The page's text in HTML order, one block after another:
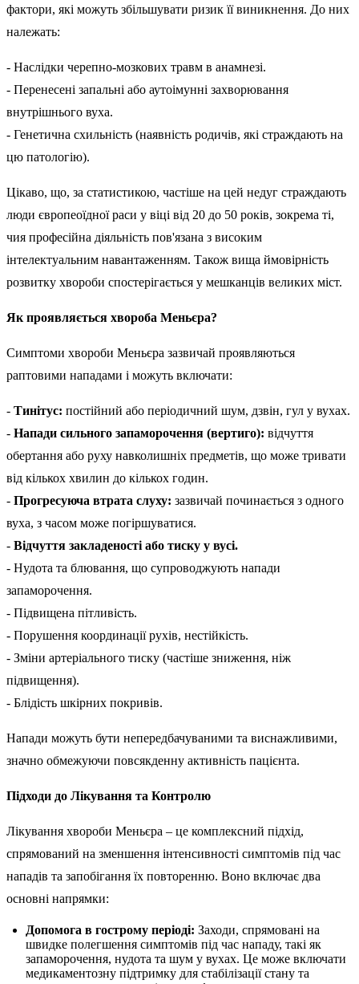
фактори, які можуть збільшувати ризик її виникнення. До них
належать:
- Наслідки черепно-мозкових травм в анамнезі.
- Перенесені запальні або аутоімунні захворювання
внутрішнього вуха.
- Генетична схильність (наявність родичів, які страждають на
цю патологію).
Цікаво, що, за статистикою, частіше на цей недуг страждають
люди європеоїдної раси у віці від 20 до 50 років, зокрема ті,
чия професійна діяльність пов'язана з високим
інтелектуальним навантаженням. Також вища ймовірність
розвитку хвороби спостерігається у мешканців великих міст.
Як проявляється хвороба Меньєра?
Симптоми хвороби Меньєра зазвичай проявляються
раптовими нападами і можуть включати:
- Тинітус: постійний або періодичний шум, дзвін, гул у вухах.
- Напади сильного запаморочення (вертиго): відчуття
обертання або руху навколишніх предметів, що може тривати
від кількох хвилин до кількох годин.
- Прогресуюча втрата слуху: зазвичай починається з одного
вуха, з часом може погіршуватися.
- Відчуття закладеності або тиску у вусі.
- Нудота та блювання, що супроводжують напади
запаморочення.
- Підвищена пітливість.
- Порушення координації рухів, нестійкість.
- Зміни артеріального тиску (частіше зниження, ніж
підвищення).
- Блідість шкірних покривів.
Напади можуть бути непередбачуваними та виснажливими,
значно обмежуючи повсякденну активність пацієнта.
Підходи до Лікування та Контролю
Лікування хвороби Меньєра – це комплексний підхід,
спрямований на зменшення інтенсивності симптомів під час
нападів та запобігання їх повторенню. Воно включає два
основні напрямки:
Допомога в гострому періоді: Заходи, спрямовані на
швидке полегшення симптомів під час нападу, такі як
запаморочення, нудота та шум у вухах. Це може включати
медикаментозну підтримку для стабілізації стану та